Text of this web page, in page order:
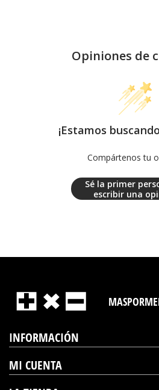
Opiniones de
¡Estamos
Compártenos tu
Sé la primer
escribir una
INFORMACIÓN
MI CUENTA